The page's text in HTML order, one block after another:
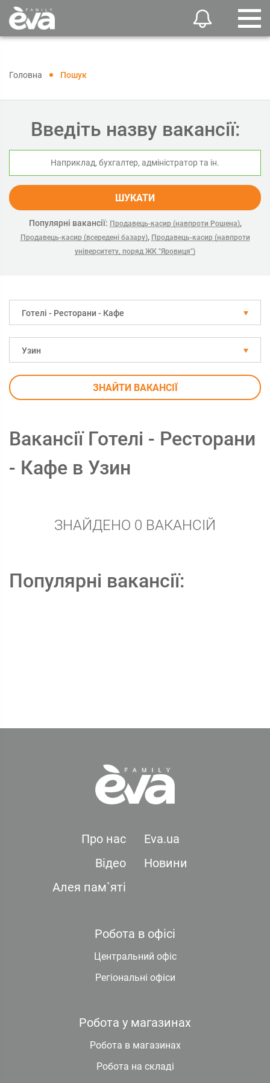
Головна Пошук
Введіть назву вакансії:
ШУКАТИ
Популярні вакансії: Продавець-касир (навпроти Рошена),
Продавець-касир (всередені базару), Продавець-касир (навпроти
університету, поряд ЖК "Яровиця")
Готелі - Ресторани - Кафе
Узин
ЗНАЙТИ ВАКАНСІЇ
Вакансії Готелі - Ресторани
- Кафе в Узин
ЗНАЙДЕНО 0 ВАКАНСІЙ
Популярні вакансії:
Про нас
Eva.ua
Відео
Новини
Алея пам`яті
Робота в офісі
Центральний офіс
Регіональні офіси
Робота у магазинах
Робота в магазинах
Робота на складі